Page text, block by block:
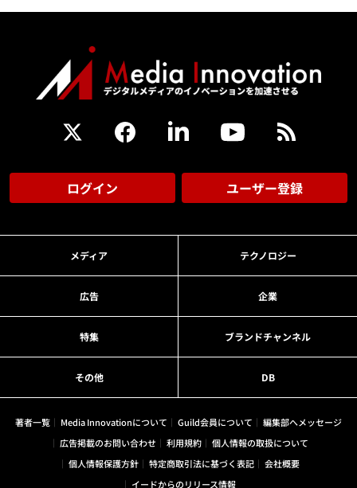
ログイン ユーザー登録
メディア テクノロジー
広告 企業
特集 ブランドチャンネル
その他 DB
著者一覧 Media Innovationについて Guild会員について
編集部へメッセージ
広告掲載のお問い合わせ
利用規約
個人情報の取扱について
個人情報保護方針
特定商取引法に基づく表記
会社概要
イードからのリリース情報